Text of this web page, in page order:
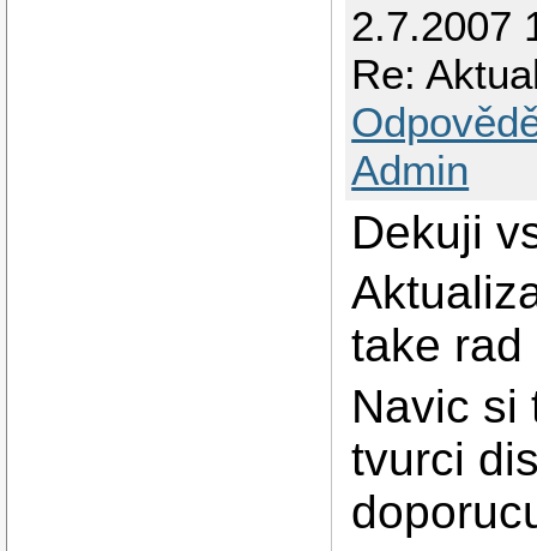
2.7.2007
Re:
Admin
Dekuji
take
Navic si
tvurci